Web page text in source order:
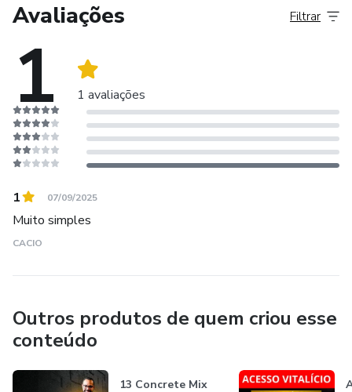
Avaliações
1 1 avaliações
Filtrar
1 07/09/2025
Muito simples
CACIO
Outros produtos de quem criou esse
conteúdo
13 Concrete Mix